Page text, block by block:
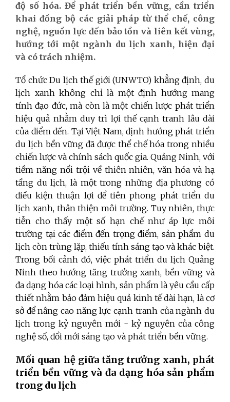
độ số hóa. Để phát triển bền vững, cần triển
khai đồng bộ các giải pháp từ thể chế, công
nghệ, nguồn lực đến bảo tồn và liên kết vùng,
hướng tới một ngành du lịch xanh, hiện đại
và có trách nhiệm.
Tổ chức Du lịch thế giới (UNWTO) khẳng định, du
lịch xanh không chỉ là một định hướng mang
tính đạo đức, mà còn là một chiến lược phát triển
hiệu quả nhằm duy trì lợi thế cạnh tranh lâu dài
của điểm đến. Tại Việt Nam, định hướng phát triển
du lịch bền vững đã được thể chế hóa trong nhiều
chiến lược và chính sách quốc gia. Quảng Ninh, với
tiềm năng nổi trội về thiên nhiên, văn hóa và hạ
tầng du lịch, là một trong những địa phương có
điều kiện thuận lợi để tiên phong phát triển du
lịch xanh, thân thiện môi trường. Tuy nhiên, thực
tiễn cho thấy một số hạn chế như áp lực môi
trường tại các điểm đến trọng điểm, sản phẩm du
lịch còn trùng lặp, thiếu tính sáng tạo và khác biệt.
Trong bối cảnh đó, việc phát triển du lịch Quảng
Ninh theo hướng tăng trưởng xanh, bền vững và
đa dạng hóa các loại hình, sản phẩm là yêu cầu cấp
thiết nhằm bảo đảm hiệu quả kinh tế dài hạn, là cơ
sở để nâng cao năng lực cạnh tranh của ngành du
lịch trong kỷ nguyên mới - kỷ nguyên của công
nghệ số, đổi mới sáng tạo và phát triển bền vững.
Mối quan hệ giữa tăng trưởng xanh, phát
triển bền vững và đa dạng hóa sản phẩm
trong du lịch